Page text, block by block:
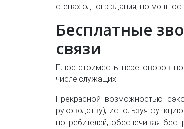
стенах одного здания, но
Бесплатные
связи
Плюс стоимость переговоров
числе служащих.
Прекрасной возможностью
руководству), используя
потребителей, обеспечивая